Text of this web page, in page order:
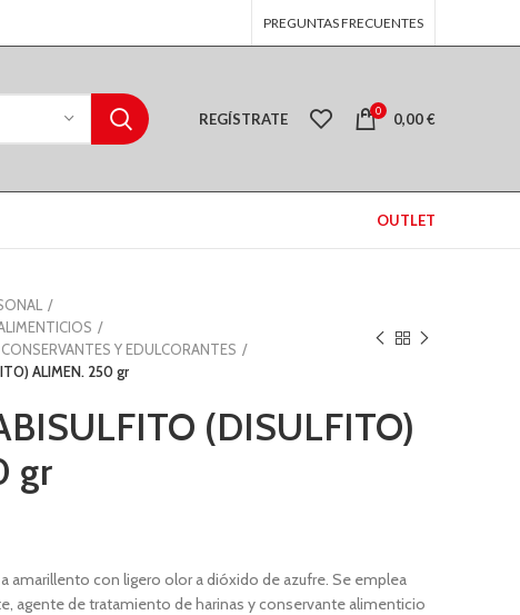
PREGUNTAS FRECUENTES
REGÍSTRATE 0 0,00€
OUTLET
Y EDULCORANTES
ALIMEN. 250 gr
(DISULFITO)
gr
amarillento con ligero olor a dióxido de azufre. Se emplea
agente de tratamiento de harinas y conservante alimenticio